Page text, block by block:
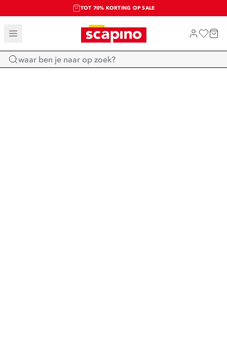
TOT 70% KORTING OP SALE
SALE: LAATSTE KANS!
SHOP NIEUW
Home